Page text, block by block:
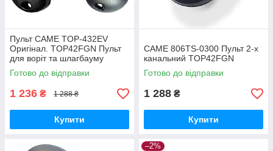
Пульт CAME TOP-432EV
Оригінал. TOP42FGN Пульт
для воріт та шлагбауму
433,92 МГц
Готово до відправки
1 236 ₴ 1 288 ₴
Купити
CAME 806TS-0300 Пульт 2-х
канальний TOP42FGN
Готово до відправки
1 288 ₴
Купити
–2%